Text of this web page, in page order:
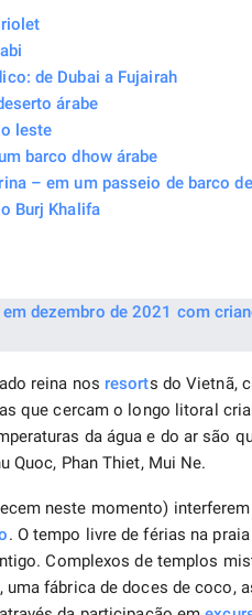
de Dubai a Fujairah
árabe
leste
barco dhow árabe
– em um passeio de barco
Burj Khalifa
reina nos resorts do Vietnã,
que cercam o longo litoral
da água e do ar são
Quoc, Phan Thiet, Mui Ne.
neste momento)
. O tempo livre de férias na
Complexos de templos
uma fábrica de doces de coco,